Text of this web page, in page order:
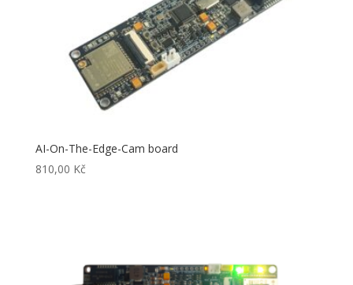
AI-On-The-Edge-Cam board
810,00 Kč